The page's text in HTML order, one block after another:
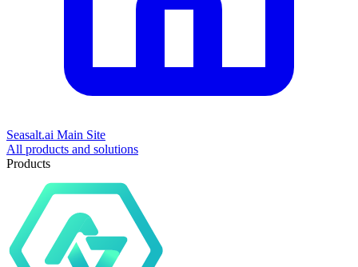
Seasalt.ai Main Site
All products and solutions
Products